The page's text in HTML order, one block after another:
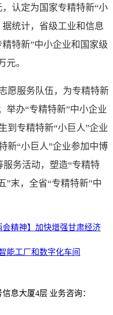
认定为国家专精特新“小
据统计，省级工业和信息
特新”中小企业和国家级
元。
服务队伍，为专精特新
举办“专精特新”中小企业
到专精特新“小巨人”企业
新“小巨人”企业参加中博
服务活动，塑造“专精特
”末，全省“专精特新”中
会精神】加快增强甘肃经济
能工厂和数字化车间
息大厦4层 业务咨询：